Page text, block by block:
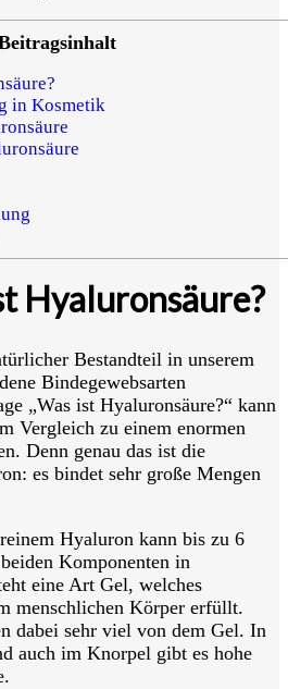
in Kosmetik
Hyaluronsäure?
Bestandteil in unserem
Bindegewebsarten
„Was ist Hyaluronsäure?“ kann
Vergleich zu einem enormen
Denn genau das ist die
es bindet sehr große Mengen
Hyaluron kann bis zu 6
Komponenten in
eine Art Gel, welches
menschlichen Körper erfüllt.
dabei sehr viel von dem Gel. In
auch im Knorpel gibt es hohe